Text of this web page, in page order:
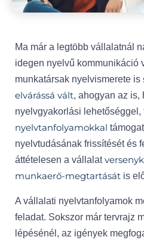
Ma már a legtöbb vállalatnál
idegen nyelvű kommunikáció
munkatársak nyelvismerete is
elvárássá vált, ahogyan az is,
nyelvgyakorlási lehetőséggel,
nyelvtanfolyamokkal
nyelvtudásának frissítését és
áttételesen a vállalat
munkaerő-megtartását is
A vállalati nyelvtanfolyamok
feladat. Sokszor már tervrajz
lépésénél, az igények